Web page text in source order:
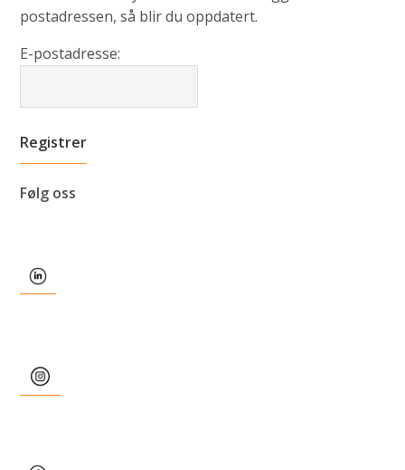
postadressen, så blir du oppdatert.
E-postadresse:
Følg oss